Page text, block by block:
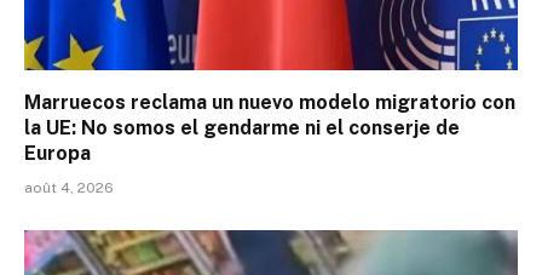
Marruecos reclama un nuevo modelo migratorio con
la UE: No somos el gendarme ni el conserje de
Europa
août 4, 2026